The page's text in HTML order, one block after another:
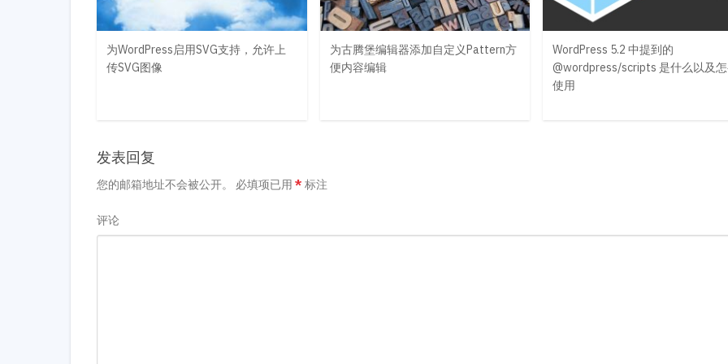
为WordPress启用SVG支持，允许上
传SVG图像
为古腾堡编辑器添加自定义Pattern方
便内容编辑
WordPress 5.2 中提到的
@wordpress/scripts 是什么以及
使用
发表回复
您的邮箱地址不会被公开。 必填项已用 * 标注
评论